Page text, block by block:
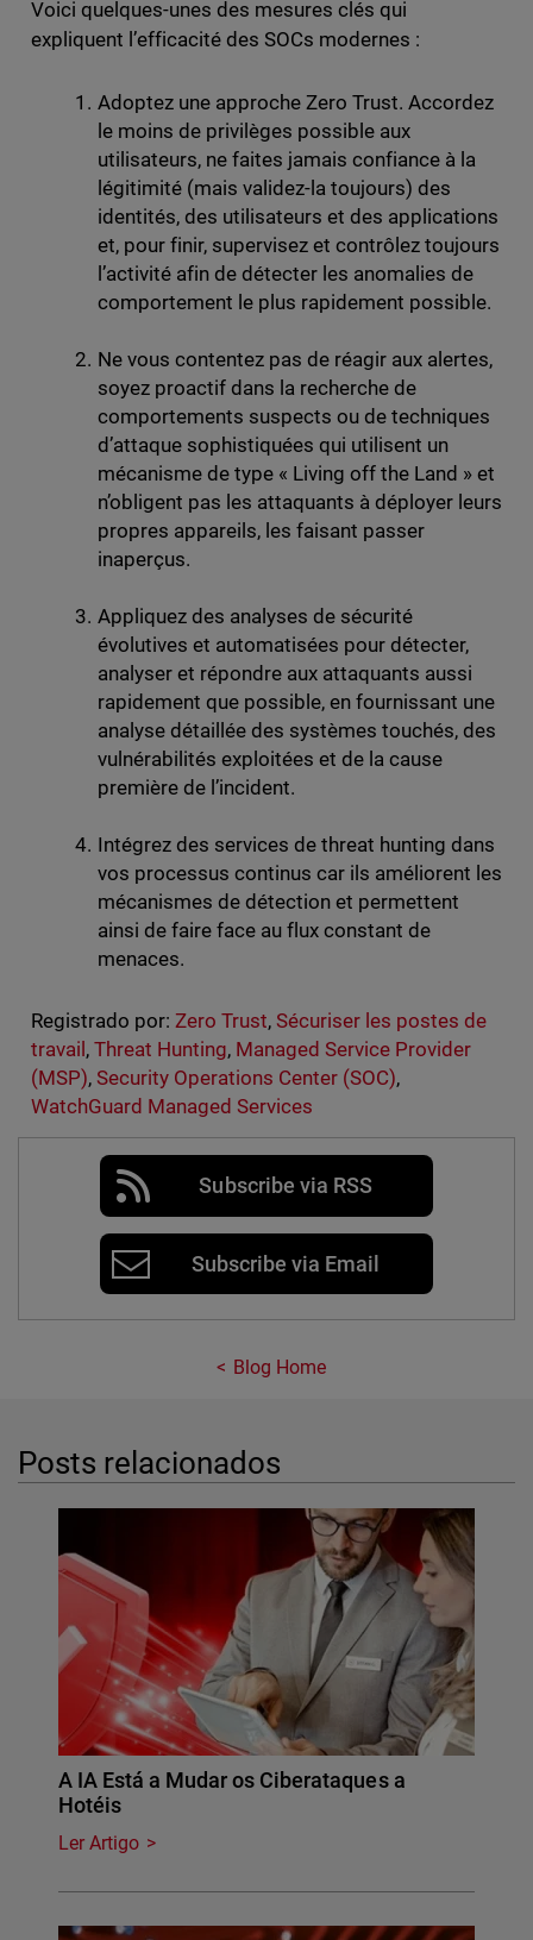
Voici quelques-unes des mesures clés qui
expliquent l’efficacité des SOCs modernes :
Adoptez une approche Zero Trust. Accordez
le moins de privilèges possible aux
utilisateurs, ne faites jamais confiance à la
légitimité (mais validez-la toujours) des
identités, des utilisateurs et des applications
et, pour finir, supervisez et contrôlez toujours
l’activité afin de détecter les anomalies de
comportement le plus rapidement possible.
Ne vous contentez pas de réagir aux alertes,
soyez proactif dans la recherche de
comportements suspects ou de techniques
d’attaque sophistiquées qui utilisent un
mécanisme de type « Living off the Land » et
n’obligent pas les attaquants à déployer leurs
propres appareils, les faisant passer
inaperçus.
Appliquez des analyses de sécurité
évolutives et automatisées pour détecter,
analyser et répondre aux attaquants aussi
rapidement que possible, en fournissant une
analyse détaillée des systèmes touchés, des
vulnérabilités exploitées et de la cause
première de l’incident.
Intégrez des services de threat hunting dans
vos processus continus car ils améliorent les
mécanismes de détection et permettent
ainsi de faire face au flux constant de
menaces.
Registrado por: Zero Trust, Sécuriser les postes de
travail , Threat Hunting, Managed Service Provider
(MSP), Security Operations Center (SOC),
WatchGuard Managed Services
Subscribe via RSS
Subscribe via Email
Blog Home
Posts relacionados
A IA Está a Mudar os Ciberataques a
Hotéis
Ler Artigo